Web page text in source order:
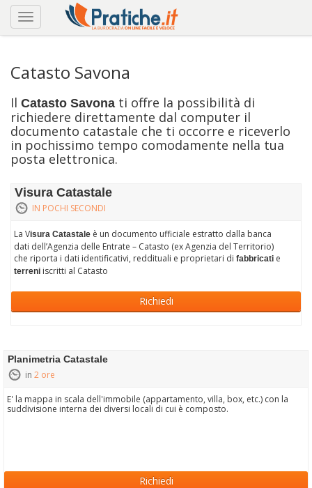
Catasto Savona
Il Catasto Savona ti offre la possibilità di
richiedere direttamente dal computer il
documento catastale che ti occorre e riceverlo
in pochissimo tempo comodamente nella tua
posta elettronica.
Visura Catastale
IN POCHI SECONDI
La Visura Catastale è un documento ufficiale estratto dalla banca
dati dell’Agenzia delle Entrate – Catasto (ex Agenzia del Territorio)
che riporta i dati identificativi, reddituali e proprietari difabbricati e
terreni iscritti al Catasto
Richiedi
Planimetria Catastale
in 2 ore
E' la mappa in scala dell'immobile (appartamento, villa, box, etc.) con la
suddivisione interna dei diversi locali di cui è composto.
Richiedi